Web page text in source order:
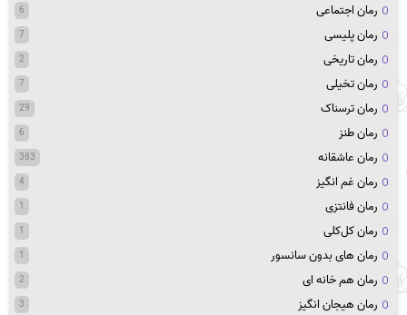
رمان اجتماعی 6
رمان پلیسی 7
رمان تاریخی 2
رمان تخیلی 7
رمان ترسناک 29
رمان طنز 6
رمان عاشقانه 383
رمان غم انگیز 4
رمان فانتزی 1
رمان کل‌کلی 1
رمان های بدون سانسور 1
رمان هم خانه ای 2
رمان هیجان انگیز 3